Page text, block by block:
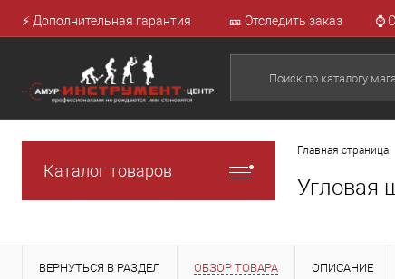
⚡ Дополнительная гарантия 🎫 Отследить заказ ⌚
Каталог товаров
Главная страница
Угловая
ВЕРНУТЬСЯ В РАЗДЕЛ ОБЗОР ТОВАРА ОПИСАНИЕ